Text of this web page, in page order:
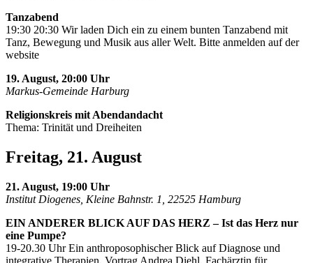
Tanzabend
19:30 20:30 Wir laden Dich ein zu einem bunten Tanzabend mit
Tanz, Bewegung und Musik aus aller Welt. Bitte anmelden auf der
website
19. August, 20:00 Uhr
Markus-Gemeinde Harburg
Religionskreis mit Abendandacht
Thema: Trinität und Dreiheiten
Freitag, 21. August
21. August, 19:00 Uhr
Institut Diogenes, Kleine Bahnstr. 1, 22525 Hamburg
EIN ANDERER BLICK AUF DAS HERZ – Ist das Herz nur
eine Pumpe?
19-20.30 Uhr Ein anthroposophischer Blick auf Diagnose und
integrative Therapien. Vortrag Andrea Diehl, Fachärztin für